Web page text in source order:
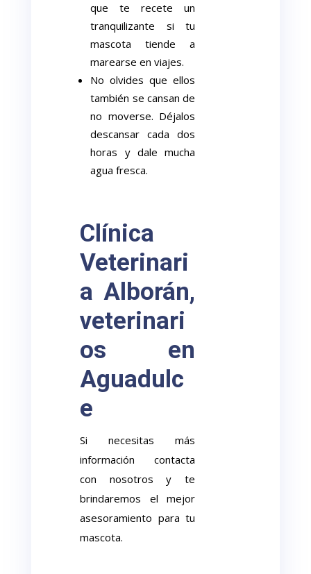
que te recete un
tranquilizante si tu
mascota tiende a
marearse en viajes.
No olvides que ellos
también se cansan de
no moverse. Déjalos
descansar cada dos
horas y dale mucha
agua fresca.
Clínica
Veterinari
a Alborán,
veterinari
os en
Aguadulc
e
Si necesitas más
información contacta
con nosotros y te
brindaremos el mejor
asesoramiento para tu
mascota.